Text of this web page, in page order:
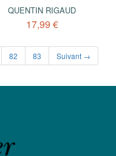
QUENTIN RIGAUD
17,99 €
82 83 Suivant →